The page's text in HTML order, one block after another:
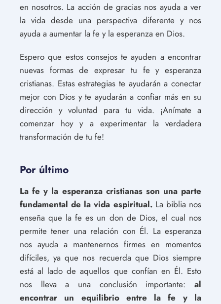
en nosotros. La acción de gracias nos ayuda a ver
la vida desde una perspectiva diferente y nos
ayuda a aumentar la fe y la esperanza en Dios.
Espero que estos consejos te ayuden a encontrar
nuevas formas de expresar tu fe y esperanza
cristianas. Estas estrategias te ayudarán a conectar
mejor con Dios y te ayudarán a confiar más en su
dirección y voluntad para tu vida. ¡Anímate a
comenzar hoy y a experimentar la verdadera
transformación de tu fe!
Por último
La fe y la esperanza cristianas son una parte
fundamental de la vida espiritual.La biblia nos
enseña que la fe es un don de Dios, el cual nos
permite tener una relación con Él. La esperanza
nos ayuda a mantenernos firmes en momentos
difíciles, ya que nos recuerda que Dios siempre
está al lado de aquellos que confían en Él. Esto
nos lleva a una conclusión importante: al
encontrar un equilibrio entre la fe y la